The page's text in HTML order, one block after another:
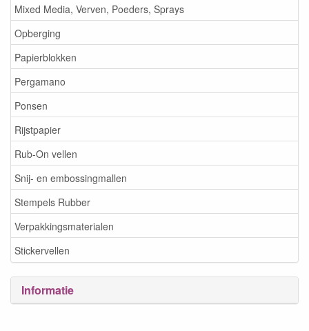
Mixed Media, Verven, Poeders, Sprays
Opberging
Papierblokken
Pergamano
Ponsen
Rijstpapier
Rub-On vellen
Snij- en embossingmallen
Stempels Rubber
Verpakkingsmaterialen
Stickervellen
Informatie